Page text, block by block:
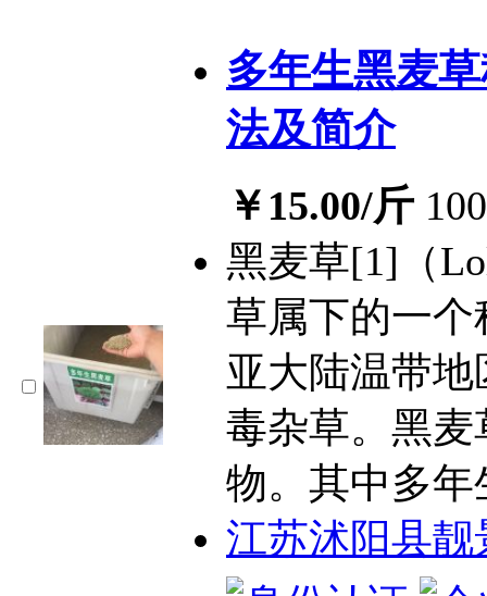
多年生黑麦
法及简介
￥15.00/斤
黑麦草[1]（
草属下的一个
亚大陆温带
毒杂草。黑
物。其中多年
江苏沭阳县